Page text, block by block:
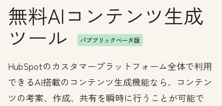
無料AIコンテンツ生成
ツール パプブリックベータ版
HubSpotのカスタマープラットフォーム全体で利用
できるAI搭載のコンテンツ生成機能なら、コンテン
ツの考案、作成、共有を瞬時に行うことが可能で